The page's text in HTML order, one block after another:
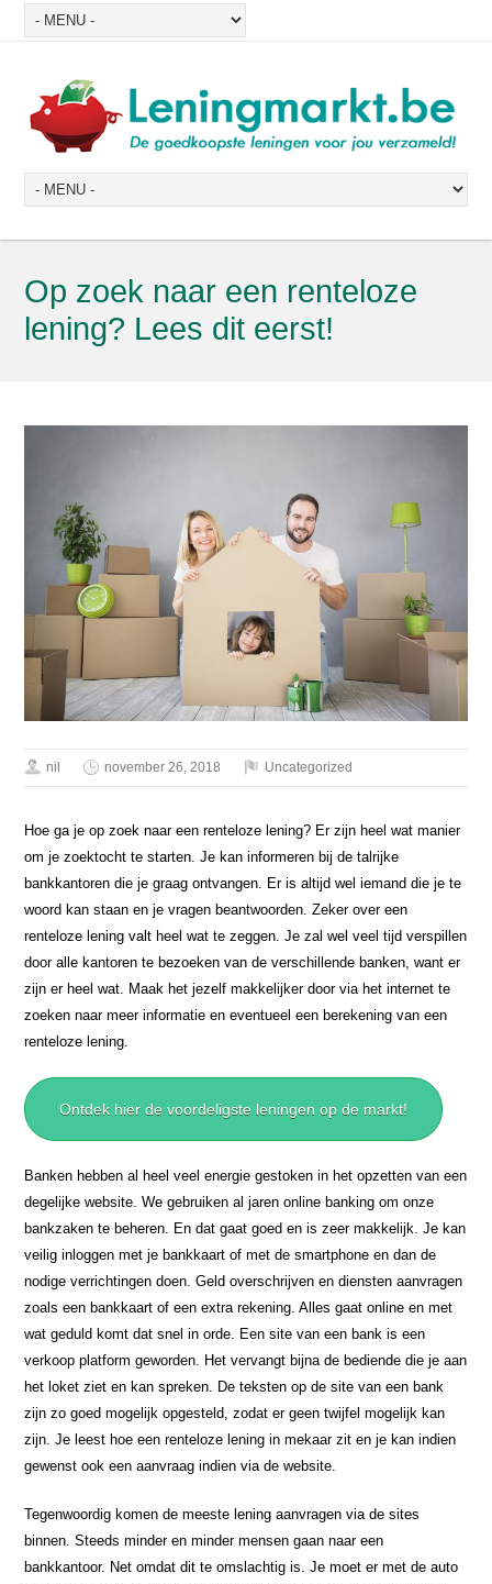
Op zoek naar een renteloze
lening? Lees dit eerst!
nil november 26, 2018 Uncategorized
Hoe ga je op zoek naar een renteloze lening? Er zijn heel wat manier
om je zoektocht te starten. Je kan informeren bij de talrijke
bankkantoren die je graag ontvangen. Er is altijd wel iemand die je te
woord kan staan en je vragen beantwoorden. Zeker over een
renteloze lening valt heel wat te zeggen. Je zal wel veel tijd verspillen
door alle kantoren te bezoeken van de verschillende banken, want er
zijn er heel wat. Maak het jezelf makkelijker door via het internet te
zoeken naar meer informatie en eventueel een berekening van een
renteloze lening.
Ontdek hier de voordeligste leningen op de markt!
Banken hebben al heel veel energie gestoken in het opzetten van een
degelijke website. We gebruiken al jaren online banking om onze
bankzaken te beheren. En dat gaat goed en is zeer makkelijk. Je kan
veilig inloggen met je bankkaart of met de smartphone en dan de
nodige verrichtingen doen. Geld overschrijven en diensten aanvragen
zoals een bankkaart of een extra rekening. Alles gaat online en met
wat geduld komt dat snel in orde. Een site van een bank is een
verkoop platform geworden. Het vervangt bijna de bediende die je aan
het loket ziet en kan spreken. De teksten op de site van een bank
zijn zo goed mogelijk opgesteld, zodat er geen twijfel mogelijk kan
zijn. Je leest hoe een renteloze lening in mekaar zit en je kan indien
gewenst ook een aanvraag indien via de website.
Tegenwoordig komen de meeste lening aanvragen via de sites
binnen. Steeds minder en minder mensen gaan naar een
bankkantoor. Net omdat dit te omslachtig is. Je moet er met de auto